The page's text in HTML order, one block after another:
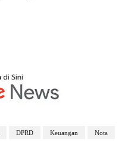
DPRD Keuangan Nota